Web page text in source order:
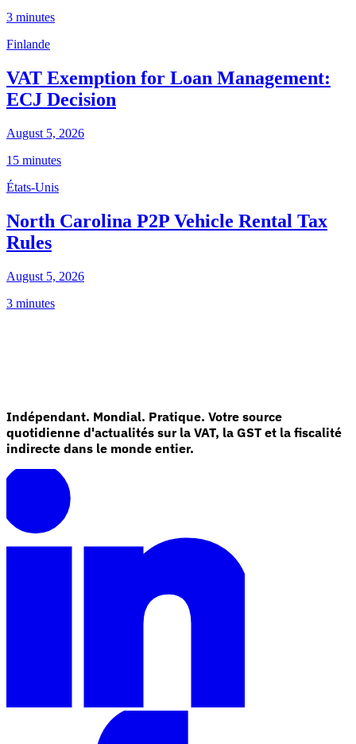
3 minutes
Finlande
VAT Exemption for Loan Management:
ECJ Decision
August 5, 2026
15 minutes
États-Unis
North Carolina P2P Vehicle Rental Tax
Rules
August 5, 2026
3 minutes
Indépendant. Mondial. Pratique. Votre source
quotidienne d'actualités sur la VAT, la GST et la fiscalité
indirecte dans le monde entier.